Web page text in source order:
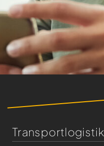
Transportlogistik